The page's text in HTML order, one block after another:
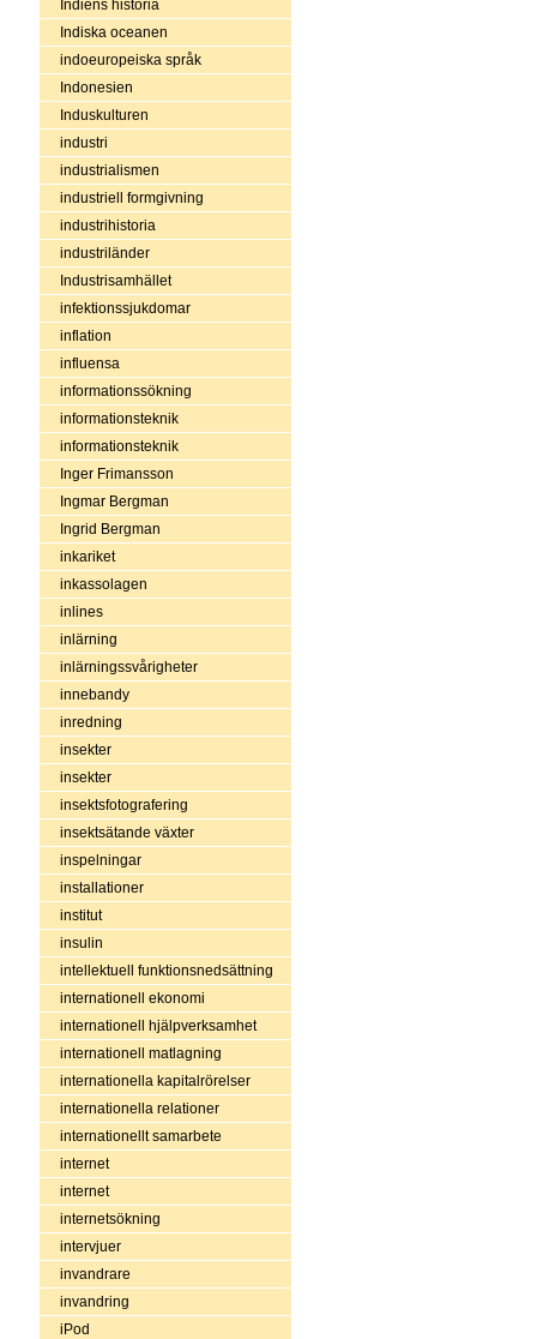
Indiens historia
Indiska oceanen
indoeuropeiska språk
Indonesien
Induskulturen
industri
industrialismen
industriell formgivning
industrihistoria
industriländer
Industrisamhället
infektionssjukdomar
inflation
influensa
informationssökning
informationsteknik
informationsteknik
Inger Frimansson
Ingmar Bergman
Ingrid Bergman
inkariket
inkassolagen
inlines
inlärning
inlärningssvårigheter
innebandy
inredning
insekter
insekter
insektsfotografering
insektsätande växter
inspelningar
installationer
institut
insulin
intellektuell funktionsnedsättning
internationell ekonomi
internationell hjälpverksamhet
internationell matlagning
internationella kapitalrörelser
internationella relationer
internationellt samarbete
internet
internet
internetsökning
intervjuer
invandrare
invandring
iPod